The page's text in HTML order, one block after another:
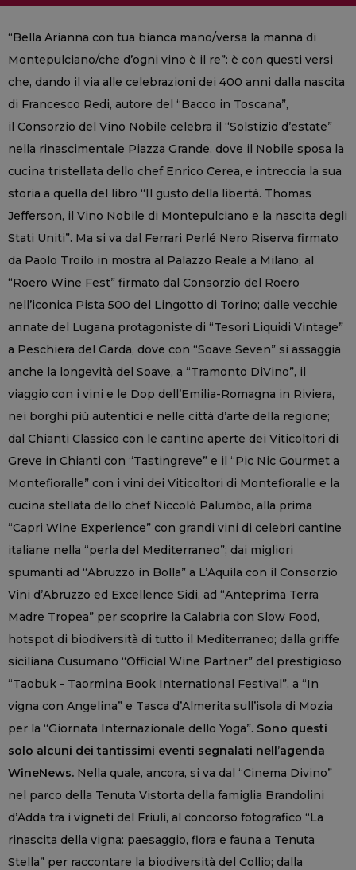
“Bella Arianna con tua bianca mano/versa la manna di
Montepulciano/che d’ogni vino è il re”: è con questi versi
che, dando il via alle celebrazioni dei 400 anni dalla nascita
di Francesco Redi, autore del “Bacco in Toscana”,
il Consorzio del Vino Nobile celebra il “Solstizio d’estate”
nella rinascimentale Piazza Grande, dove il Nobile sposa la
cucina tristellata dello chef Enrico Cerea, e intreccia la sua
storia a quella del libro “Il gusto della libertà. Thomas
Jefferson, il Vino Nobile di Montepulciano e la nascita degli
Stati Uniti”. Ma si va dal Ferrari Perlé Nero Riserva firmato
da Paolo Troilo in mostra al Palazzo Reale a Milano, al
“Roero Wine Fest” firmato dal Consorzio del Roero
nell’iconica Pista 500 del Lingotto di Torino; dalle vecchie
annate del Lugana protagoniste di “Tesori Liquidi Vintage”
a Peschiera del Garda, dove con “Soave Seven” si assaggia
anche la longevità del Soave, a “Tramonto DiVino”, il
viaggio con i vini e le Dop dell’Emilia-Romagna in Riviera,
nei borghi più autentici e nelle città d’arte della regione;
dal Chianti Classico con le cantine aperte dei Viticoltori di
Greve in Chianti con “Tastingreve” e il “Pic Nic Gourmet a
Montefioralle” con i vini dei Viticoltori di Montefioralle e la
cucina stellata dello chef Niccolò Palumbo, alla prima
“Capri Wine Experience” con grandi vini di celebri cantine
italiane nella “perla del Mediterraneo”; dai migliori
spumanti ad “Abruzzo in Bolla” a L’Aquila con il Consorzio
Vini d’Abruzzo ed Excellence Sidi, ad “Anteprima Terra
Madre Tropea” per scoprire la Calabria con Slow Food,
hotspot di biodiversità di tutto il Mediterraneo; dalla griffe
siciliana Cusumano “Official Wine Partner” del prestigioso
“Taobuk - Taormina Book International Festival”, a “In
vigna con Angelina” e Tasca d’Almerita sull’isola di Mozia
per la “Giornata Internazionale dello Yoga”. Sono questi
solo alcuni dei tantissimi eventi segnalati nell’agenda
WineNews. Nella quale, ancora, si va dal “Cinema Divino”
nel parco della Tenuta Vistorta della famiglia Brandolini
d’Adda tra i vigneti del Friuli, al concorso fotografico “La
rinascita della vigna: paesaggio, flora e fauna a Tenuta
Stella” per raccontare la biodiversità del Collio; dalla